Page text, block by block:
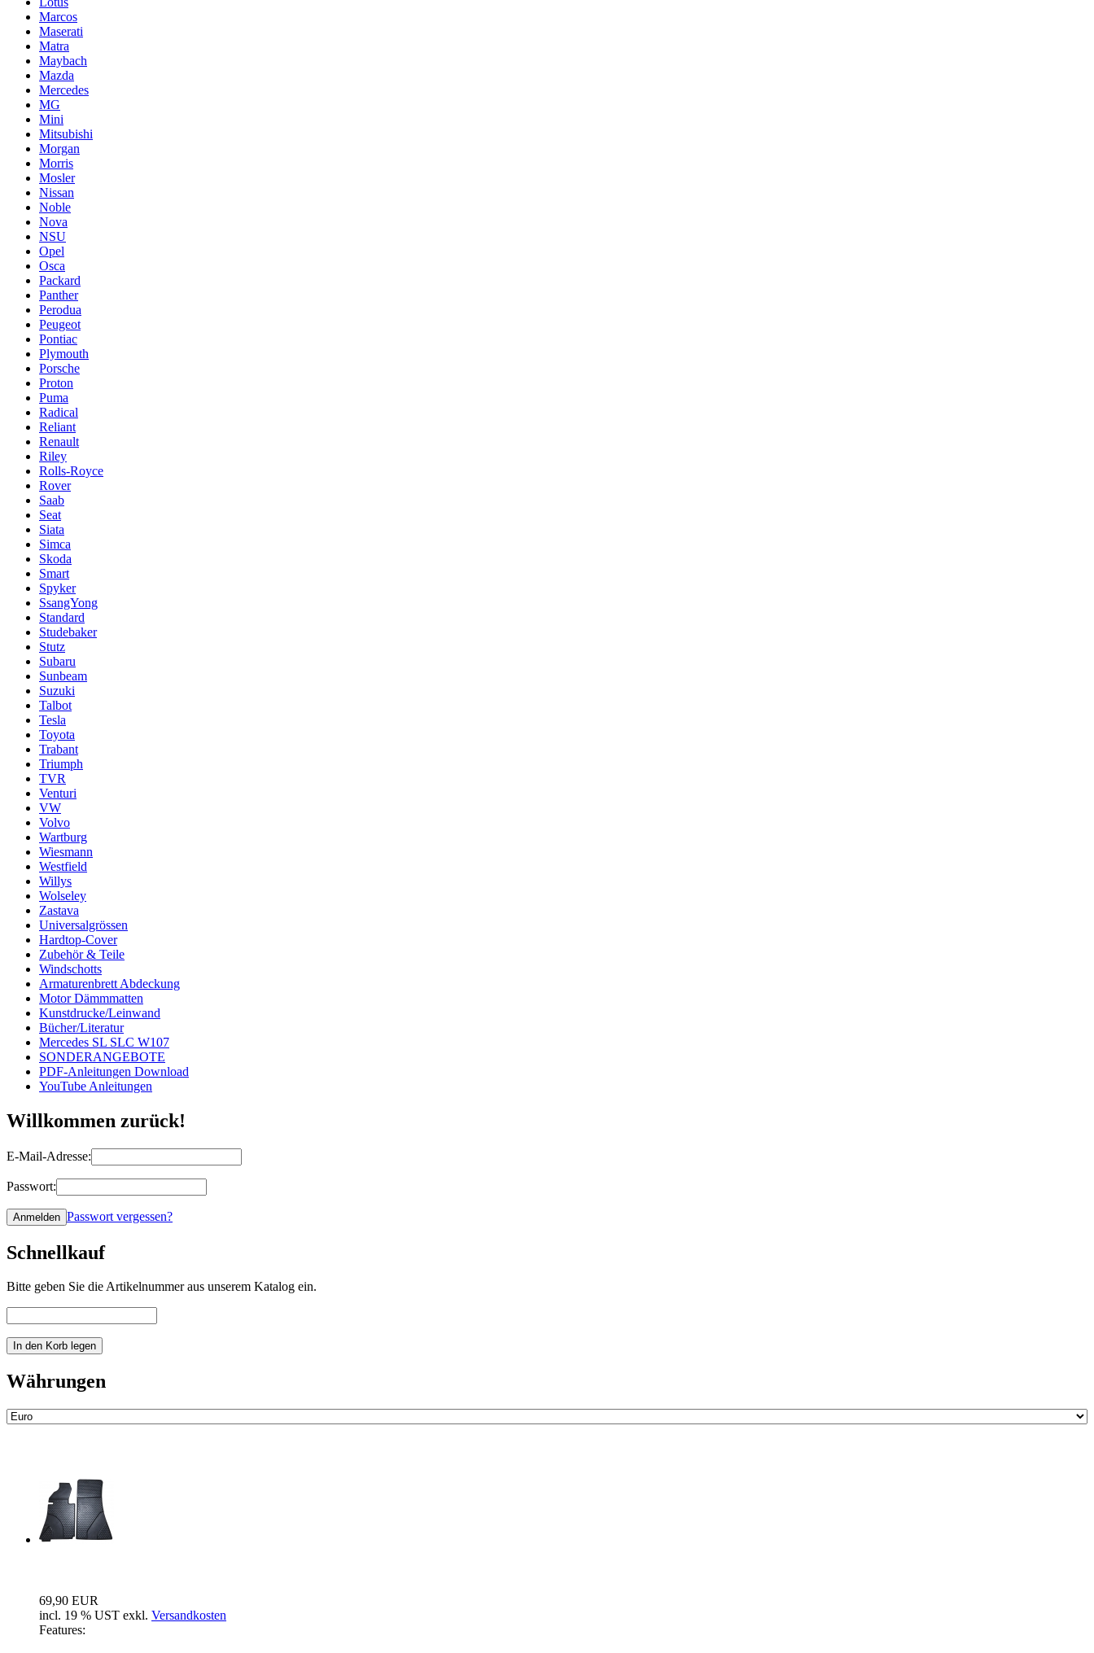
Marcos
Maserati
Matra
Maybach
Mazda
Mercedes
MG
Mini
Mitsubishi
Morgan
Morris
Mosler
Nissan
Noble
Nova
NSU
Opel
Osca
Packard
Panther
Perodua
Peugeot
Pontiac
Plymouth
Porsche
Proton
Puma
Radical
Reliant
Renault
Riley
Rolls-Royce
Rover
Saab
Seat
Siata
Simca
Skoda
Smart
Spyker
SsangYong
Standard
Studebaker
Stutz
Subaru
Sunbeam
Suzuki
Talbot
Tesla
Toyota
Trabant
Triumph
TVR
Venturi
VW
Volvo
Wartburg
Wiesmann
Westfield
Willys
Wolseley
Zastava
Universalgrössen
Hardtop-Cover
Zubehör & Teile
Windschotts
Armaturenbrett Abdeckung
Motor Dämmmatten
Kunstdrucke/Leinwand
Bücher/Literatur
Mercedes SL SLC W107
SONDERANGEBOTE
PDF-Anleitungen Download
YouTube Anleitungen
Willkommen zurück!
E-Mail-Adresse:
Passwort:
Passwort vergessen?
Schnellkauf
Bitte geben Sie die Artikelnummer aus unserem Katalog ein.
Währungen
69,90 EUR
incl. 19 % UST exkl. Versandkosten
Features: